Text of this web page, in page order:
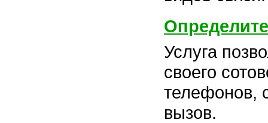
Услуга
своего
телефонов,
вызов.